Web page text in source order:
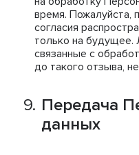
время. Пожалуйста,
согласия
только на будущее.
связанные с
до такого отзыва,
Передача
данных